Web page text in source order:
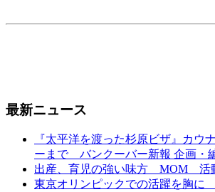
最新ニュース
『太平洋を渡った杉原ビザ』カウ
ーまで バンクーバー新報 企画・
出産、育児の強い味方 MOM 活
東京オリンピックでの活躍を胸に